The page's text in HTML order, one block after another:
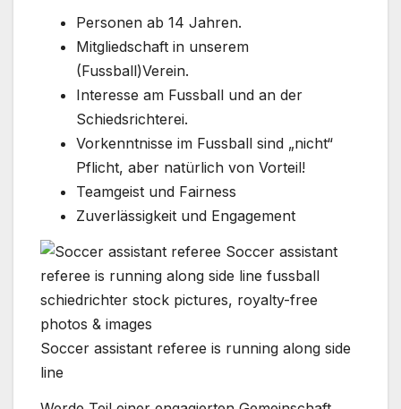
Personen ab 14 Jahren.
Mitgliedschaft in unserem
(Fussball)Verein.
Interesse am Fussball und an der
Schiedsrichterei.
Vorkenntnisse im Fussball sind „nicht“
Pflicht, aber natürlich von Vorteil!
Teamgeist und Fairness
Zuverlässigkeit und Engagement
Soccer assistant referee is running along side
line